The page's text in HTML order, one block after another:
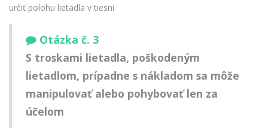
určiť polohu lietadla v tiesni
Otázka č. 3
S troskami lietadla, poškodeným
lietadlom, prípadne s nákladom sa môže
manipulovať alebo pohybovať len za
účelom